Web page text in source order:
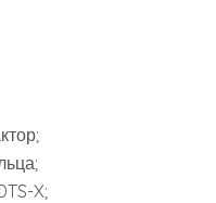
X;